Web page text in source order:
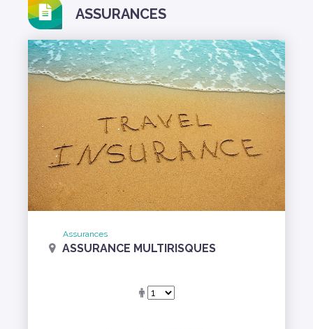
ASSURANCES
Assurances
ASSURANCE MULTIRISQUES